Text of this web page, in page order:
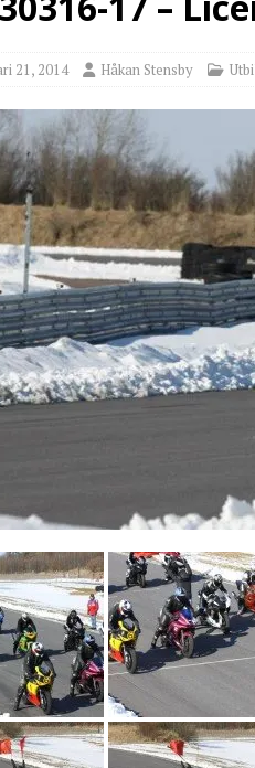
21, 2014 Håkan Stensby